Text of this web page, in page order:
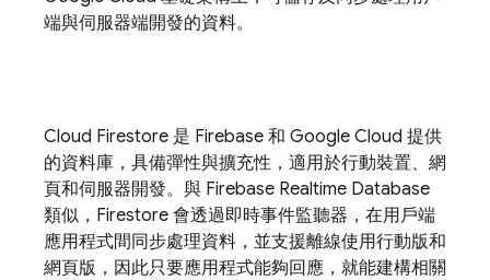
端與伺服器端開發的資料。
Cloud Firestore 是 Firebase 和 Google Cloud 提供
的資料庫，具備彈性與擴充性，適用於行動裝置、網
頁和伺服器開發。與 Firebase Realtime Database
類似，Firestore 會透過即時事件監聽器，在用戶端
應用程式間同步處理資料，並支援離線使用行動版和
網頁版，因此只要應用程式能夠回應，就能建構相關